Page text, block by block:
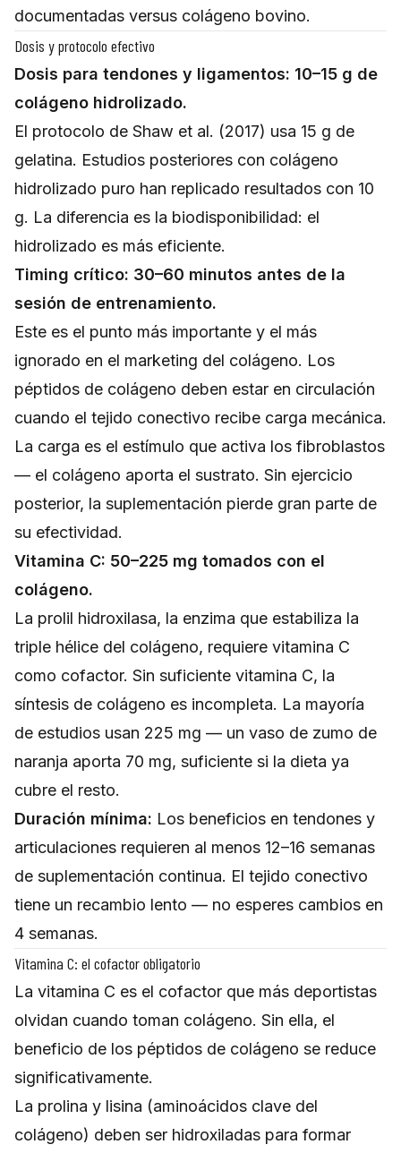
documentadas versus colágeno bovino.
Dosis y protocolo efectivo
Dosis para tendones y ligamentos: 10–15 g de
colágeno hidrolizado.
El protocolo de Shaw et al. (2017) usa 15 g de
gelatina. Estudios posteriores con colágeno
hidrolizado puro han replicado resultados con 10
g. La diferencia es la biodisponibilidad: el
hidrolizado es más eficiente.
Timing crítico: 30–60 minutos antes de la
sesión de entrenamiento.
Este es el punto más importante y el más
ignorado en el marketing del colágeno. Los
péptidos de colágeno deben estar en circulación
cuando el tejido conectivo recibe carga mecánica.
La carga es el estímulo que activa los fibroblastos
— el colágeno aporta el sustrato. Sin ejercicio
posterior, la suplementación pierde gran parte de
su efectividad.
Vitamina C: 50–225 mg tomados con el
colágeno.
La prolil hidroxilasa, la enzima que estabiliza la
triple hélice del colágeno, requiere vitamina C
como cofactor. Sin suficiente vitamina C, la
síntesis de colágeno es incompleta. La mayoría
de estudios usan 225 mg — un vaso de zumo de
naranja aporta 70 mg, suficiente si la dieta ya
cubre el resto.
Duración mínima: Los beneficios en tendones y
articulaciones requieren al menos 12–16 semanas
de suplementación continua. El tejido conectivo
tiene un recambio lento — no esperes cambios en
4 semanas.
Vitamina C: el cofactor obligatorio
La vitamina C es el cofactor que más deportistas
olvidan cuando toman colágeno. Sin ella, el
beneficio de los péptidos de colágeno se reduce
significativamente.
La prolina y lisina (aminoácidos clave del
colágeno) deben ser hidroxiladas para formar